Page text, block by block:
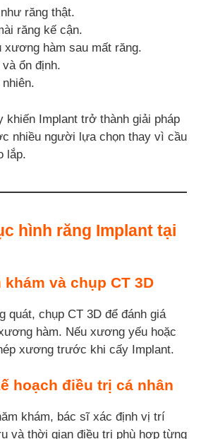
răng thật.
răng kế cận.
xương hàm sau mất răng.
ổn định.
khiến Implant trở thành giải pháp
nhiều người lựa chọn thay vì cầu
lắp.
hình răng Implant tại
và chụp CT 3D
quát, chụp CT 3D để đánh giá
hàm. Nếu xương yếu hoặc
xương trước khi cấy Implant.
hoạch điều trị cá nhân
khám, bác sĩ xác định vị trí
và thời gian điều trị phù hợp từng